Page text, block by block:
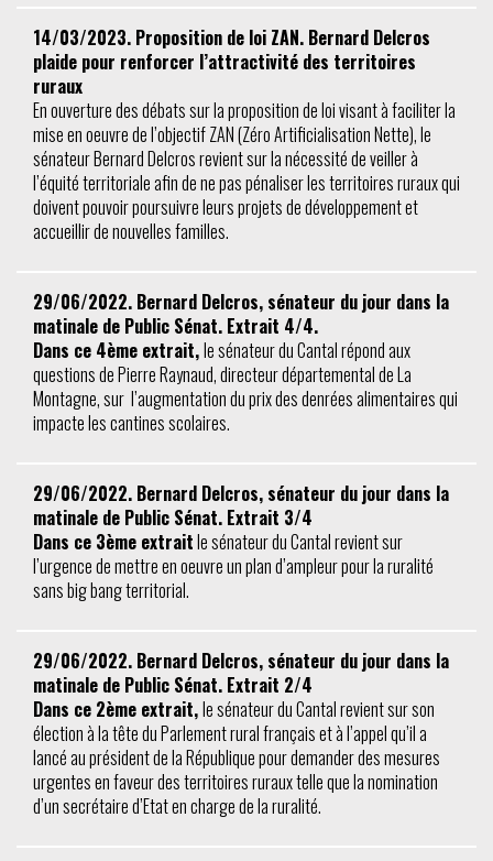
14/03/2023. Proposition de loi ZAN. Bernard Delcros
plaide pour renforcer l’attractivité des territoires
ruraux
En ouverture des débats sur la proposition de loi visant à faciliter la
mise en oeuvre de l’objectif ZAN (Zéro Artificialisation Nette), le
sénateur Bernard Delcros revient sur la nécessité de veiller à
l’équité territoriale afin de ne pas pénaliser les territoires ruraux qui
doivent pouvoir poursuivre leurs projets de développement et
accueillir de nouvelles familles.
29/06/2022. Bernard Delcros, sénateur du jour dans la
matinale de Public Sénat. Extrait 4/4.
Dans ce 4ème extrait,le sénateur du Cantal répond aux
questions de Pierre Raynaud, directeur départemental de La
Montagne, sur l’augmentation du prix des denrées alimentaires qui
impacte les cantines scolaires.
29/06/2022. Bernard Delcros, sénateur du jour dans la
matinale de Public Sénat. Extrait 3/4
Dans ce 3ème extraitle sénateur du Cantal revient sur
l’urgence de mettre en oeuvre un plan d’ampleur pour la ruralité
sans big bang territorial.
29/06/2022. Bernard Delcros, sénateur du jour dans la
matinale de Public Sénat. Extrait 2/4
Dans ce 2ème extrait,le sénateur du Cantal revient sur son
élection à la tête du Parlement rural français et à l’appel qu’il a
lancé au président de la République pour demander des mesures
urgentes en faveur des territoires ruraux telle que la nomination
d’un secrétaire d’Etat en charge de la ruralité.